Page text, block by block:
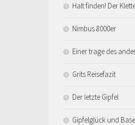
Halt finden! Der
Nimbus 8000er
Einer trage des
Grits Reisefazit
Der letzte Gipfel
Gipfelglück und